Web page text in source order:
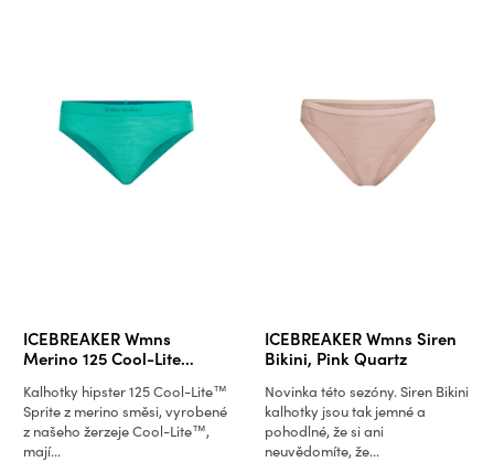
ůICEBREAKER Wmns
Merino 125 Cool-Lite
(vzorek)
Kalhotky hipster 125 Cool-Lite™
Sprite z merino směsi, vyrobené
z našeho žerzeje Cool-Lite™,
mají...
ICEBREAKER Wmns Siren
Bikini, Pink Quartz
Novinka této sezóny. Siren Bikini
kalhotky jsou tak jemné a
pohodlné, že si ani
neuvědomíte, že...